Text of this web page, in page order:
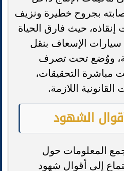
بجروح خطيرة ونزيف
إنقاذه، حيث فارق الحياة
سيارات الإسعاف بنقل
ووُضع تحت تصرف
مباشرة التحقيقات،
القانونية اللازمة.
الشهود
المعلومات حول
إلى أقوال شهود